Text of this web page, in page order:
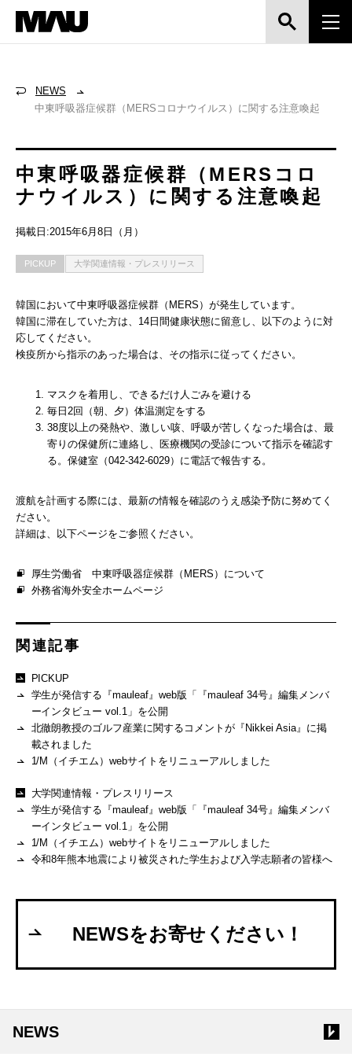
NEWS
中東呼吸器症候群（MERSコロナウイルス）に関する注意喚起
中東呼吸器症候群（MERSコロ
ナウイルス）に関する注意喚起
掲載日:2015年6月8日（月）
PICKUP 大学関連情報・プレスリリース
韓国において中東呼吸器症候群（MERS）が発生しています。
韓国に滞在していた方は、14日間健康状態に留意し、以下のように対
応してください。
検疫所から指示のあった場合は、その指示に従ってください。
マスクを着用し、できるだけ人ごみを避ける
毎日2回（朝、夕）体温測定をする
38度以上の発熱や、激しい咳、呼吸が苦しくなった場合は、最
寄りの保健所に連絡し、医療機関の受診について指示を確認す
る。保健室（042-342-6029）に電話で報告する。
渡航を計画する際には、最新の情報を確認のうえ感染予防に努めてく
ださい。
詳細は、以下ページをご参照ください。
厚生労働省 中東呼吸器症候群（MERS）について
外務省海外安全ホームページ
関連記事
PICKUP
学生が発信する『mauleaf』web版「『mauleaf 34号』編集メンバ
ーインタビュー vol.1」を公開
北徹朗教授のゴルフ産業に関するコメントが『Nikkei Asia』に掲
載されました
1/M（イチエム）webサイトをリニューアルしました
大学関連情報・プレスリリース
学生が発信する『mauleaf』web版「『mauleaf 34号』編集メンバ
ーインタビュー vol.1」を公開
1/M（イチエム）webサイトをリニューアルしました
令和8年熊本地震により被災された学生および入学志願者の皆様へ
NEWSをお寄せください！
NEWS